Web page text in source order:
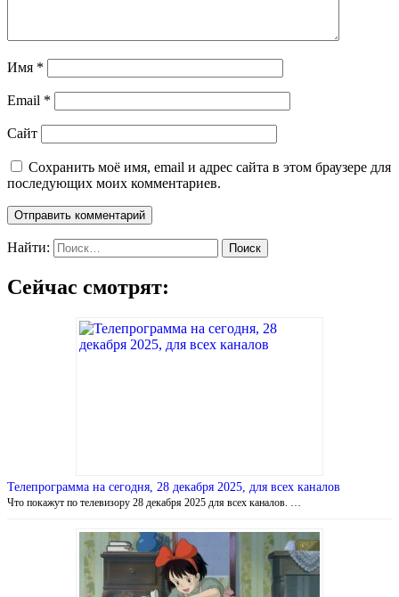
Имя *
Email *
Сайт
Сохранить моё имя, email и адрес сайта в этом браузере для
последующих моих комментариев.
Найти:
Сейчас смотрят:
Телепрограмма на сегодня, 28 декабря 2025, для всех каналов
Что покажут по телевизору 28 декабря 2025 для всех каналов. …